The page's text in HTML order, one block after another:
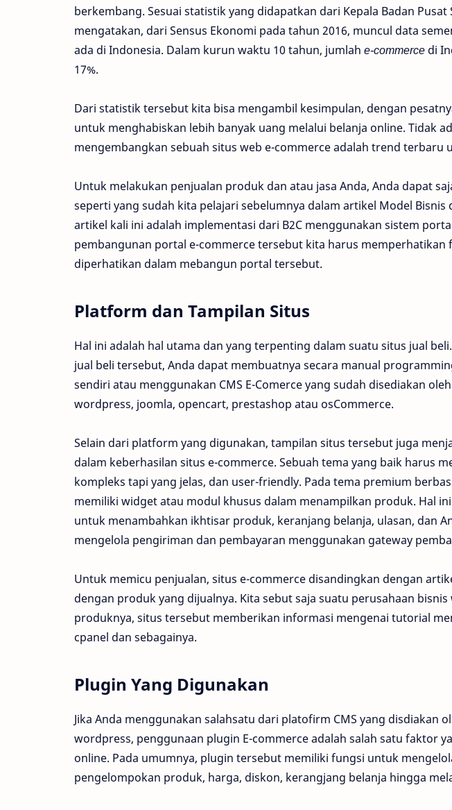
berkembang. Sesuai statistik yang didapatkan dari Kepala Badan Pusat
mengatakan, dari Sensus Ekonomi pada tahun 2016, muncul data
ada di Indonesia. Dalam ‎kurun waktu 10 tahun, jumlah e-commerce di
17%.
Dari statistik tersebut kita bisa mengambil kesimpulan, dengan
untuk menghabiskan lebih banyak uang melalui belanja online. Tidak
mengembangkan sebuah situs web e-commerce adalah trend terbaru
Untuk melakukan penjualan produk dan atau jasa Anda, Anda dapat
seperti yang sudah kita pelajari sebelumnya dalam artikel Model Bisnis
artikel kali ini adalah implementasi dari B2C menggunakan sistem
pembangunan portal e-commerce tersebut kita harus memperhatikan
diperhatikan dalam mebangun portal tersebut.
Platform dan Tampilan Situs
Hal ini adalah hal utama dan yang terpenting dalam suatu situs jual
jual beli tersebut, Anda dapat membuatnya secara manual
sendiri atau menggunakan CMS E-Comerce yang sudah disediakan
wordpress, joomla, opencart, prestashop atau osCommerce.
Selain dari platform yang digunakan, tampilan situs tersebut juga
dalam keberhasilan situs e-commerce. Sebuah tema yang baik harus
kompleks tapi yang jelas, dan user-friendly. Pada tema premium
memiliki widget atau modul khusus dalam menampilkan produk. Hal
untuk menambahkan ikhtisar produk, keranjang belanja, ulasan, dan
mengelola pengiriman dan pembayaran menggunakan gateway
Untuk memicu penjualan, situs e-commerce disandingkan dengan
dengan produk yang dijualnya. Kita sebut saja suatu perusahaan
produknya, situs tersebut memberikan informasi mengenai tutorial
cpanel dan sebagainya.
Plugin Yang Digunakan
Jika Anda menggunakan salahsatu dari platofirm CMS yang disdiakan
wordpress, penggunaan plugin E-commerce adalah salah satu faktor
online. Pada umumnya, plugin tersebut memiliki fungsi untuk
pengelompokan produk, harga, diskon, kerangjang belanja hingga